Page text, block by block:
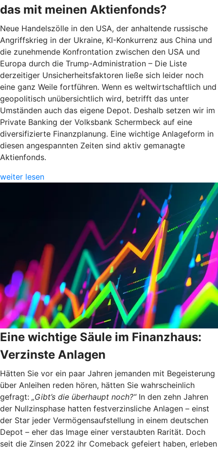
das mit meinen Aktienfonds?
Neue Handelszölle in den USA, der anhaltende russische
Angriffskrieg in der Ukraine, KI-Konkurrenz aus China und
die zunehmende Konfrontation zwischen den USA und
Europa durch die Trump-Administration – Die Liste
derzeitiger Unsicherheitsfaktoren ließe sich leider noch
eine ganz Weile fortführen. Wenn es weltwirtschaftlich und
geopolitisch unübersichtlich wird, betrifft das unter
Umständen auch das eigene Depot. Deshalb setzen wir im
Private Banking der Volksbank Schermbeck auf eine
diversifizierte Finanzplanung. Eine wichtige Anlageform in
diesen angespannten Zeiten sind aktiv gemanagte
Aktienfonds.
weiter lesen
Eine wichtige Säule im Finanzhaus:
Verzinste Anlagen
Hätten Sie vor ein paar Jahren jemanden mit Begeisterung
über Anleihen reden hören, hätten Sie wahrscheinlich
gefragt: „Gibt’s die überhaupt noch?“In den zehn Jahren
der Nullzinsphase hatten festverzinsliche Anlagen – einst
der Star jeder Vermögensaufstellung in einem deutschen
Depot – eher das Image einer verstaubten Rarität. Doch
seit die Zinsen 2022 ihr Comeback gefeiert haben, erleben